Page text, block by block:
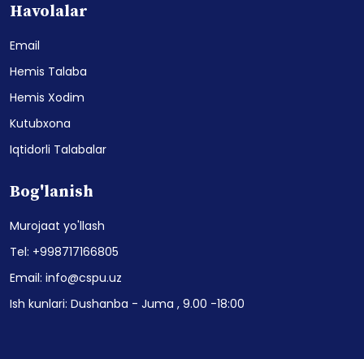
Havolalar
Email
Hemis Talaba
Hemis Xodim
Kutubxona
Iqtidorli Talabalar
Bog'lanish
Murojaat yo'llash
Tel: +998717166805
Email: info@cspu.uz
Ish kunlari: Dushanba - Juma , 9.00 -18:00